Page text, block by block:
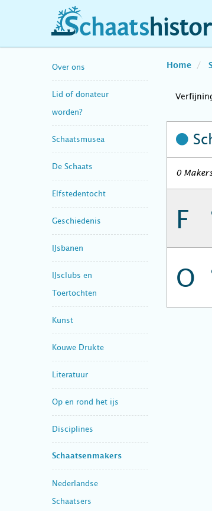
schaatshistorie.nl
Over ons
Lid of donateur
worden?
Schaatsmusea
De Schaats
Elfstedentocht
Geschiedenis
IJsbanen
IJsclubs en
Toertochten
Kunst
Kouwe Drukte
Literatuur
Op en rond het ijs
Disciplines
Schaatsenmakers
Nederlandse
Schaatsers
Home
0
F
O